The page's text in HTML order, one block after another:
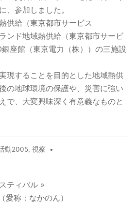
、参加しました。
供給（東京都市サービス
ンド地域熱供給（東京都市サービ
座館（東京電力（株））の三施設
現することを目的とした地域熱供
の地球環境の保護や、災害に強い
で、大変興味深く有意義なものと
動2005, 視察 •
ティバル »
愛称：なかのん）